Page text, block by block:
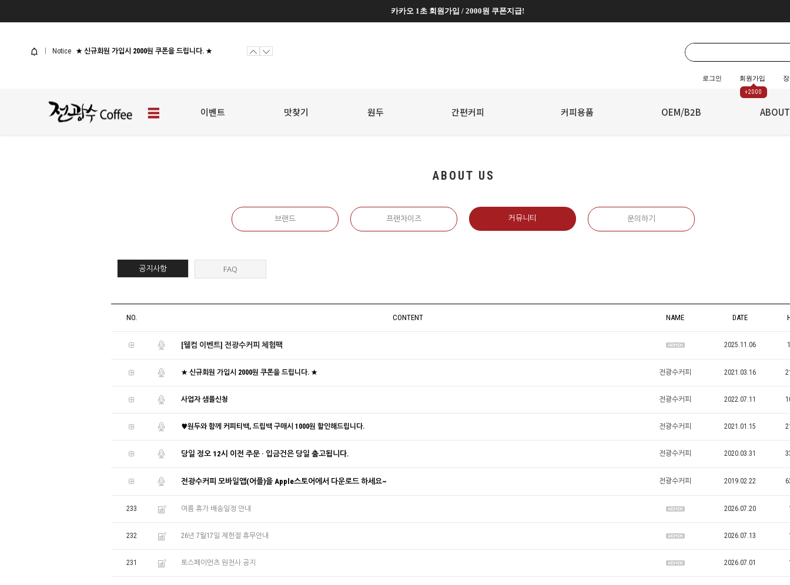
카카오 1초 회원가입 / 2000원 쿠폰지급!
Notice
★ 신규회원 가입시 2000원 쿠폰을 드립니다. ★
로그인 회원가입
+2000
이벤트 맛찾기 원두 간편커피 커피용품 OEM/B2B
ABOUT US
브랜드 프랜차이즈 커뮤니티 문의하기
공지사항 FAQ
NO. CONTENT NAME DATE
[웰컴 이벤트] 전광수커피 체험팩 2025.11.06
★ 신규회원 가입시 2000원 쿠폰을 드립니다. ★ 전광수커피 2021.03.16
사업자 샘플신청 전광수커피 2022.07.11
♥원두와 함께 커피티백, 드립백 구매시 1000원 할인해드립니다. 전광수커피 2021.01.15
당일 정오 12시 이전 주문 · 입금건은 당일 출고됩니다. 전광수커피 2020.03.31
전광수커피 모바일앱(어플)을 Apple스토어에서 다운로드 하세요~ 전광수커피 2019.02.22
233 여름 휴가 배송일정 안내 2026.07.20
232 26년 7월17일 제헌절 휴무안내 2026.07.13
231 토스페이먼츠 원천사 공지 2026.07.01